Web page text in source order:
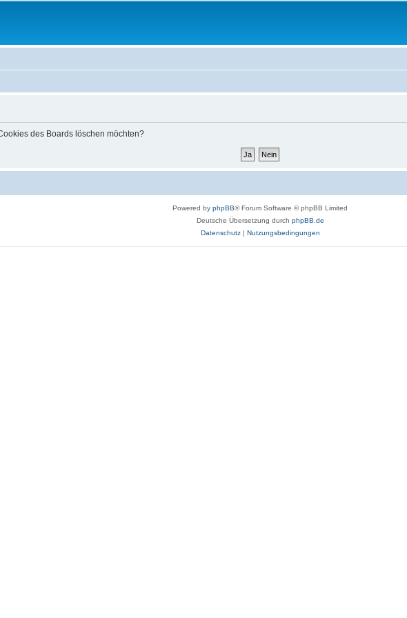
des Boards löschen möchten?
Powered by phpBB® Forum Software © phpBB Limited
Deutsche Übersetzung durch phpBB.de
Datenschutz| Nutzungsbedingungen